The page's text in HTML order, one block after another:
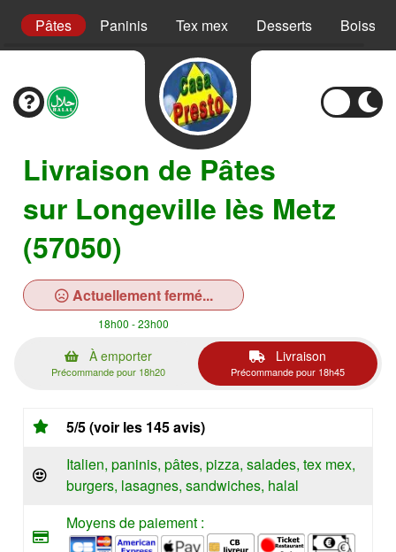
Pâtes Paninis Tex mex Desserts
Livraison de Pâtes
sur Longeville lès Metz
(57050)
Actuellement fermé...
18h00 - 23h00
À emporter
Précommande pour 18h20
Livraison
Précommande pour 18h45
5/5 (voir les 145 avis)
Italien, paninis, pâtes, pizza, salades, tex mex,
burgers, lasagnes, sandwiches, halal
Moyens de paiement :